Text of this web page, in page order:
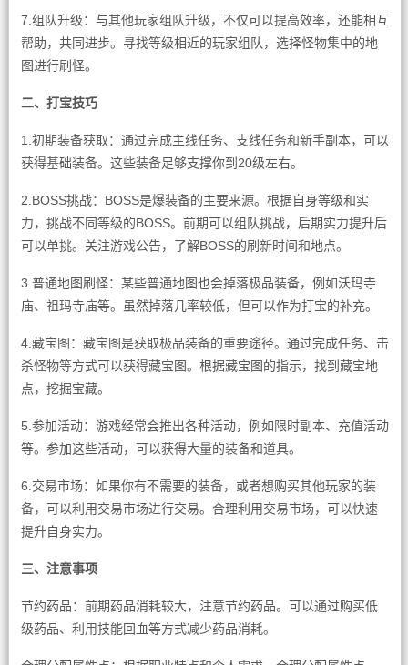
7.组队升级：与其他玩家组队升级，不仅可以提高效率，还能相互
帮助，共同进步。寻找等级相近的玩家组队，选择怪物集中的地
图进行刷怪。
二、打宝技巧
1.初期装备获取：通过完成主线任务、支线任务和新手副本，可以
获得基础装备。这些装备足够支撑你到20级左右。
2.BOSS挑战：BOSS是爆装备的主要来源。根据自身等级和实
力，挑战不同等级的BOSS。前期可以组队挑战，后期实力提升后
可以单挑。关注游戏公告，了解BOSS的刷新时间和地点。
3.普通地图刷怪：某些普通地图也会掉落极品装备，例如沃玛寺
庙、祖玛寺庙等。虽然掉落几率较低，但可以作为打宝的补充。
4.藏宝图：藏宝图是获取极品装备的重要途径。通过完成任务、击
杀怪物等方式可以获得藏宝图。根据藏宝图的指示，找到藏宝地
点，挖掘宝藏。
5.参加活动：游戏经常会推出各种活动，例如限时副本、充值活动
等。参加这些活动，可以获得大量的装备和道具。
6.交易市场：如果你有不需要的装备，或者想购买其他玩家的装
备，可以利用交易市场进行交易。合理利用交易市场，可以快速
提升自身实力。
三、注意事项
节约药品：前期药品消耗较大，注意节约药品。可以通过购买低
级药品、利用技能回血等方式减少药品消耗。